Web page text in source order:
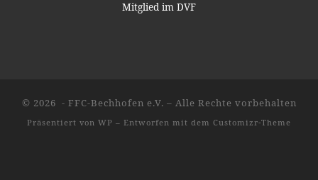
Mitglied im DVF
© 2026 - FFC-Bechhofen e.V. – Alle Rechte vorbehalten
Präsentiert von WP – Entworfen mit dem Customizr-Theme